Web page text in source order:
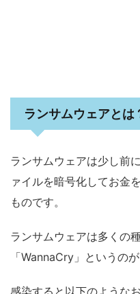
ランサムウェアとは
ランサムウェアは少し前
ァイルを暗号化してお金
ものです。
ランサムウェアは多くの
「WannaCry」というの
感染すると以下のような